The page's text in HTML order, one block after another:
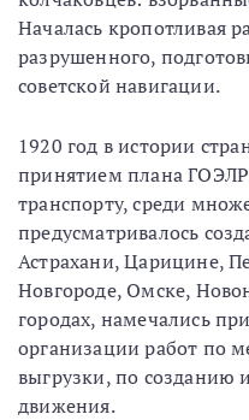
Началась кропотливая
разрушенного,
советской навигации.
1920 год в истории
принятием плана
транспорту, среди
предусматривалось
Астрахани, Царицине,
Новгороде, Омске,
городах, намечались
организации работ по
выгрузки, по созданию
движения.